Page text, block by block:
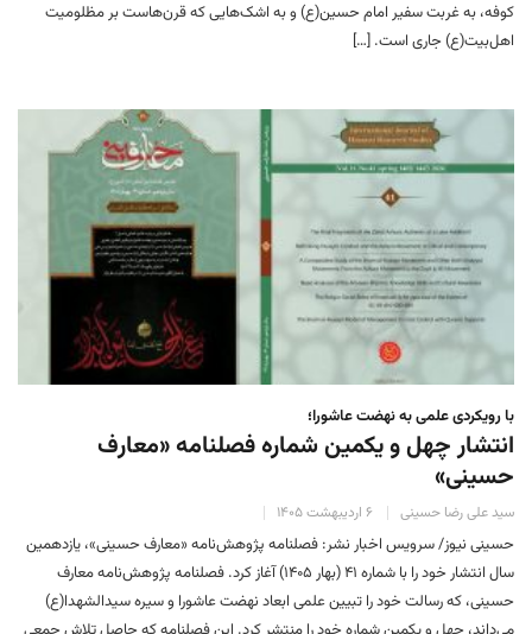
کوفه، به غربت سفیر امام حسین(ع) و به اشک‌هایی که قرن‌هاست بر مظلومیت
اهل‌بیت(ع) جاری است. […]
با رویکردی علمی به نهضت عاشورا؛
انتشار چهل و یکمین شماره فصلنامه «معارف
حسینی»
سید علی رضا حسینی ۶ اردیبهشت ۱۴۰۵
حسینی نیوز/ سرویس اخبار نشر: فصلنامه پژوهش‌نامه «معارف حسینی»، یازدهمین
سال انتشار خود را با شماره ۴۱ (بهار ۱۴۰۵) آغاز کرد. ‏‏فصلنامه پژوهش‌نامه معارف
حسینی، که رسالت خود را تبیین علمی ابعاد نهضت عاشورا و سیره سیدالشهدا(ع)